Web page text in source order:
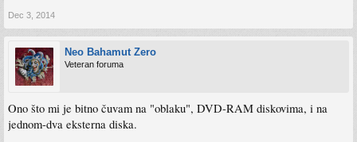
Dec 3, 2014
Neo Bahamut Zero
Veteran foruma
Ono što mi je bitno čuvam na "oblaku", DVD-RAM diskovima, i na
jednom-dva eksterna diska.